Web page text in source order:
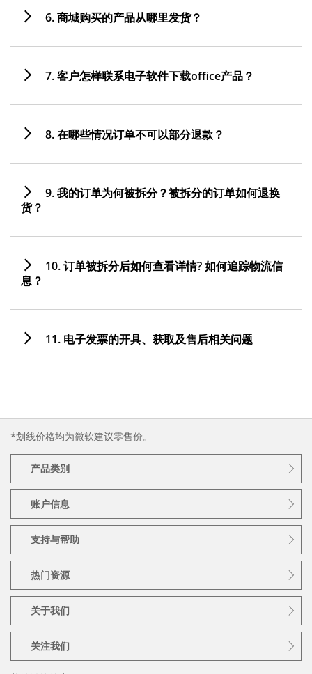
6. 商城购买的产品从哪里发货？
7. 客户怎样联系电子软件下载office产品？
8. 在哪些情况订单不可以部分退款？
9. 我的订单为何被拆分？被拆分的订单如何退换
货？
10. 订单被拆分后如何查看详情? 如何追踪物流信
息？
11. 电子发票的开具、获取及售后相关问题
*划线价格均为微软建议零售价。
产品类别
账户信息
支持与帮助
热门资源
关于我们
关注我们